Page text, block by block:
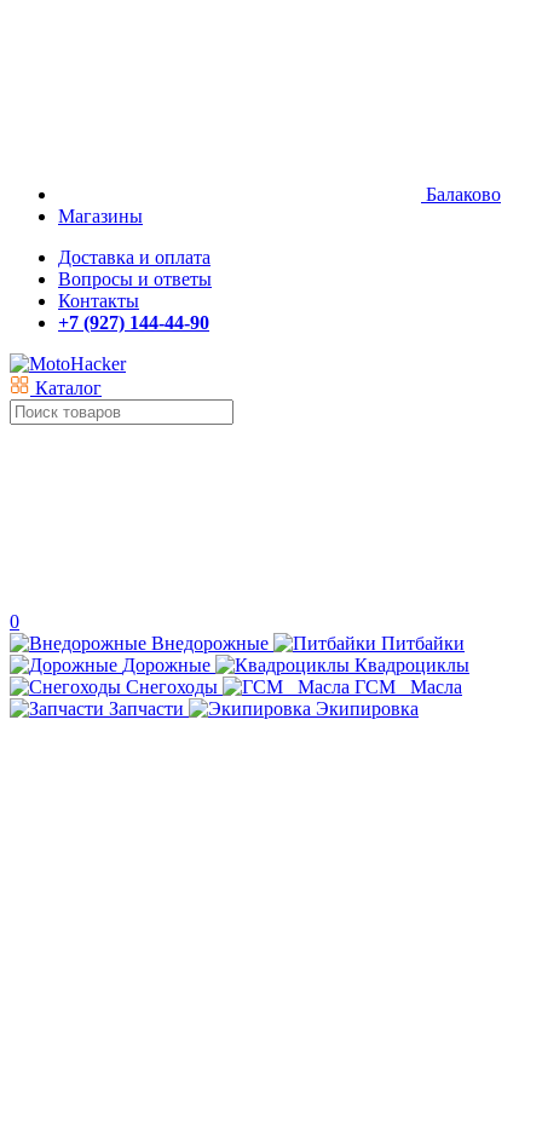
Балаково
Магазины
Доставка и оплата
Вопросы и ответы
Контакты
+7 (927) 144-44-90
Каталог
0
Внедорожные
Питбайки
Дорожные
Квадроциклы
Снегоходы
ГСМ _Масла
Запчасти
Экипировка